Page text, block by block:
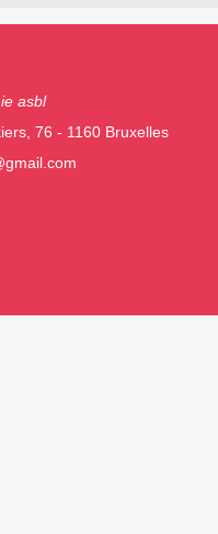
asbl
76 - 1160 Bruxelles